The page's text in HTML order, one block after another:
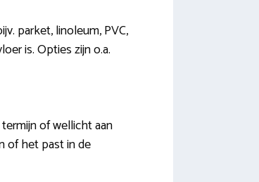
parket, linoleum, PVC,
is. Opties zijn o.a.
of wellicht aan
of het past in de